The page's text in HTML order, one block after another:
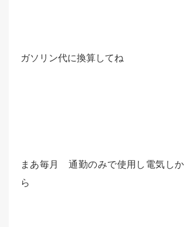
ガソリン代に換算してね
まあ毎月 通勤のみで使用し電気し
ら